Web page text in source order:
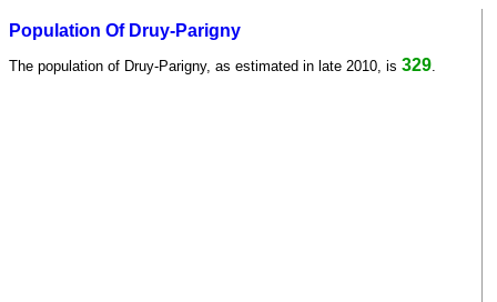
Population Of Druy-Parigny
The population of Druy-Parigny, as estimated in late 2010, is 329